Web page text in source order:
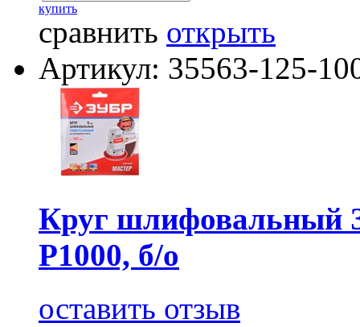
купить
сравнить открыть
Артикул: 35563-125-
Круг шлифовальный
Р1000, б/о
оставить отзыв